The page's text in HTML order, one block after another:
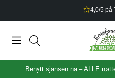
4,0/5 på
Benytt sjansen nå – ALLE